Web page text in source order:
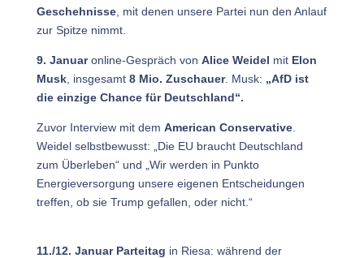
Geschehnisse, mit denen unsere Partei nun den Anlauf
zur Spitze nimmt.
9. Januaronline-Gespräch von Alice Weidel mit Elon
Musk, insgesamt 8 Mio. Zuschauer. Musk: „AfD ist
die einzige Chance für Deutschland“.
Zuvor Interview mit dem American Conservative.
Weidel selbstbewusst: „Die EU braucht Deutschland
zum Überleben“ und „Wir werden in Punkto
Energieversorgung unsere eigenen Entscheidungen
treffen, ob sie Trump gefallen, oder nicht.“
11./12. Januar Parteitag in Riesa: während der